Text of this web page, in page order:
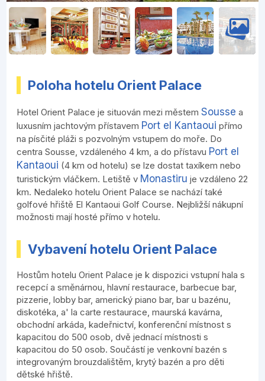
Poloha hotelu Orient Palace
Hotel Orient Palace je situován mezi městemSousse a
luxusním jachtovým přístavem Port el Kantaoui přímo
na písčité pláži s pozvolným vstupem do moře. Do
centra Sousse, vzdáleného 4 km, a do přístavu Port el
Kantaoui (4 km od hotelu) se lze dostat taxíkem nebo
turistickým vláčkem. Letiště v Monastiru je vzdáleno 22
km. Nedaleko hotelu Orient Palace se nachází také
golfové hřiště El Kantaoui Golf Course. Nejbližší nákupní
možnosti mají hosté přímo v hotelu.
Vybavení hotelu Orient Palace
Hostům hotelu Orient Palace je k dispozici vstupní hala s
recepcí a směnárnou, hlavní restaurace, barbecue bar,
pizzerie, lobby bar, americký piano bar, bar u bazénu,
diskotéka, a' la carte restaurace, maurská kavárna,
obchodní arkáda, kadeřnictví, konferenční místnost s
kapacitou do 500 osob, dvě jednací místnosti s
kapacitou do 50 osob. Součástí je venkovní bazén s
integrovaným brouzdalištěm, krytý bazén a pro děti
dětské hřiště.